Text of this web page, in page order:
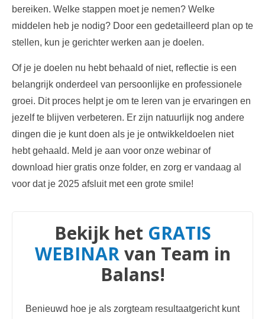
bereiken. Welke stappen moet je nemen? Welke
middelen heb je nodig? Door een gedetailleerd plan op te
stellen, kun je gerichter werken aan je doelen.
Of je je doelen nu hebt behaald of niet, reflectie is een
belangrijk onderdeel van persoonlijke en professionele
groei. Dit proces helpt je om te leren van je ervaringen en
jezelf te blijven verbeteren. Er zijn natuurlijk nog andere
dingen die je kunt doen als je je ontwikkeldoelen niet
hebt gehaald. Meld je aan voor onze webinar of
download hier gratis onze folder, en zorg er vandaag al
voor dat je 2025 afsluit met een grote smile!
Bekijk het GRATIS
WEBINARvan Team in
Balans!
Benieuwd hoe je als zorgteam resultaatgericht kunt